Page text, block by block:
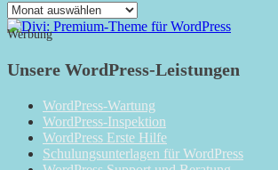
Das
Monatsarchiv
Werbung
Unsere WordPress-Leistungen
WordPress-Wartung
WordPress-Inspektion
WordPress Erste Hilfe
Schulungsunterlagen für WordPress